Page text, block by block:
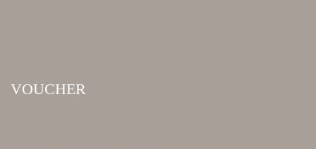
VOUCHER